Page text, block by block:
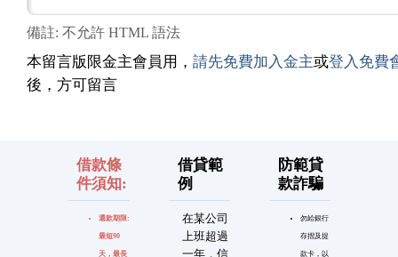
備註: 不允許 HTML 語法
本留言版限金主會員用， 請先免費加入金主或登入免費
後，方可留言
借款條
件須知:
還款期限:
最短90
天，最長
借貸範
例
在某公司
上班超過
一年，信
防範貸
款詐騙
勿給銀行
存摺及提
款卡，以